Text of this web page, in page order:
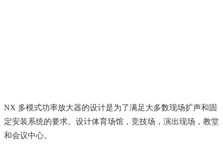
NX 多模式功率放大器的设计是为了满足大多数现场扩声和固
定安装系统的要求。设计体育场馆，竞技场，演出现场，教堂
和会议中心。